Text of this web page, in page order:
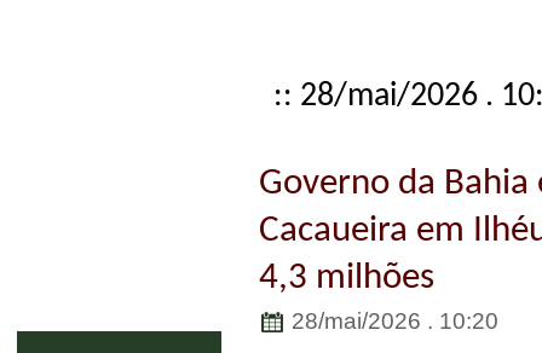
:: 28/mai/2026 .
Governo da Bahia
Cacaueira em
4,3 milhões
28/mai/2026 . 10:20